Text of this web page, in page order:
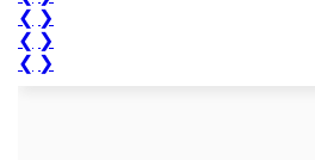
❮ ❯
❮ ❯
❮ ❯